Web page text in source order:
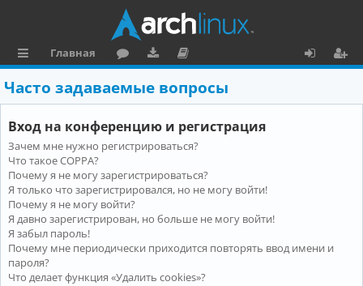
ы
л
к
и
Главная
ру
м
ру
зк
и
ку
м
е
н
та
ц
и
я
о
и
Часто задаваемые вопросы
Вход на конференцию и регистрация
Зачем мне нужно регистрироваться?
Что такое COPPA?
Почему я не могу зарегистрироваться?
Я только что зарегистрировался, но не могу войти!
Почему я не могу войти?
Я давно зарегистрирован, но больше не могу войти!
Я забыл пароль!
Почему мне периодически приходится повторять ввод имени и
пароля?
Что делает функция «Удалить cookies»?